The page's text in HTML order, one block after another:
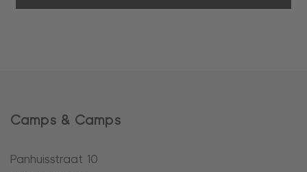
Camps & Camps
Panhuisstraat 10